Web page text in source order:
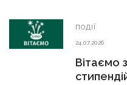
ПОДІЇ
24.07.2026
Вітаємо